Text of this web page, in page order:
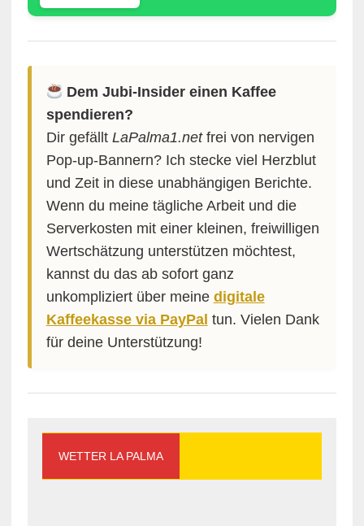
Dem Jubi-Insider einen Kaffee
spendieren?
Dir gefällt LaPalma1.netfrei von nervigen
Pop-up-Bannern? Ich stecke viel Herzblut
und Zeit in diese unabhängigen Berichte.
Wenn du meine tägliche Arbeit und die
Serverkosten mit einer kleinen, freiwilligen
Wertschätzung unterstützen möchtest,
kannst du das ab sofort ganz
unkompliziert über meine digitale
Kaffeekasse via PayPal tun. Vielen Dank
für deine Unterstützung!
WETTER LA PALMA